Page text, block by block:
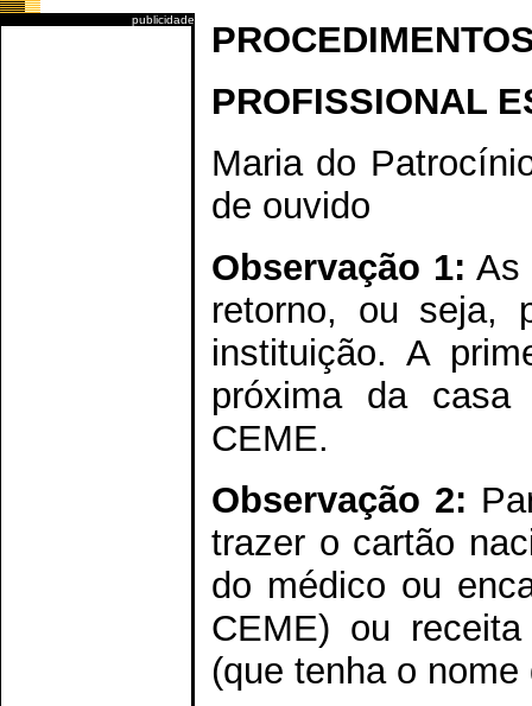
publicidade
PROFISSIONAL
Maria do
de ouvido
Observação 1: As
retorno, ou seja,
instituição. A
próxima da
CEME.
Observação 2:
trazer o cartão
do médico ou
CEME) ou
(que tenha o